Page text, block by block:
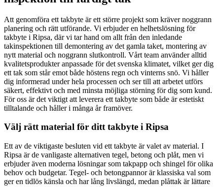
Att genomföra ett takbyte är ett större projekt som kräver noggrann
planering och rätt utförande. Vi erbjuder en helhetslösning för
takbyte i Ripsa, där vi tar hand om allt från den inledande
takinspektionen till demontering av det gamla taket, montering av
nytt material och noggrann slutkontroll. Vårt team använder alltid
kvalitetsprodukter anpassade för det svenska klimatet, vilket ger dig
ett tak som står emot både höstens regn och vinterns snö. Vi håller
dig informerad under hela processen och ser till att arbetet utförs
säkert, effektivt och med minsta möjliga störning för dig som kund.
För oss är det viktigt att leverera ett takbyte som både är estetiskt
tilltalande och håller i många år framöver.
Välj rätt material för ditt takbyte i Ripsa
Ett av de viktigaste besluten vid ett takbyte är valet av material. I
Ripsa är de vanligaste alternativen tegel, betong och plåt, men vi
erbjuder även moderna lösningar som takpapp och shingel för olika
behov och budgetar. Tegel- och betongpannor är klassiska val som
ger en tidlös känsla och har lång livslängd, medan plåttak är lättare